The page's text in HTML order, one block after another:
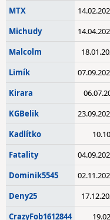
MTX
Michudy
Malcolm
Limík
Kirara
KGBelik
Kadlítko
Fatality
Dominik5545
Deny25
CrazyFob1612844